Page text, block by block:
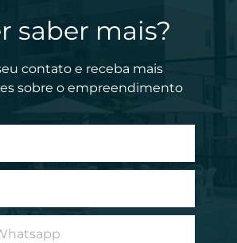
saber mais?
contato e receba mais
sobre o empreendimento